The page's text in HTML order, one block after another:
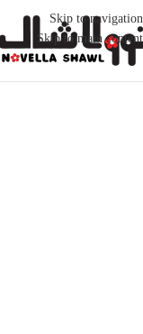
Skip to navigation
Skip to main content